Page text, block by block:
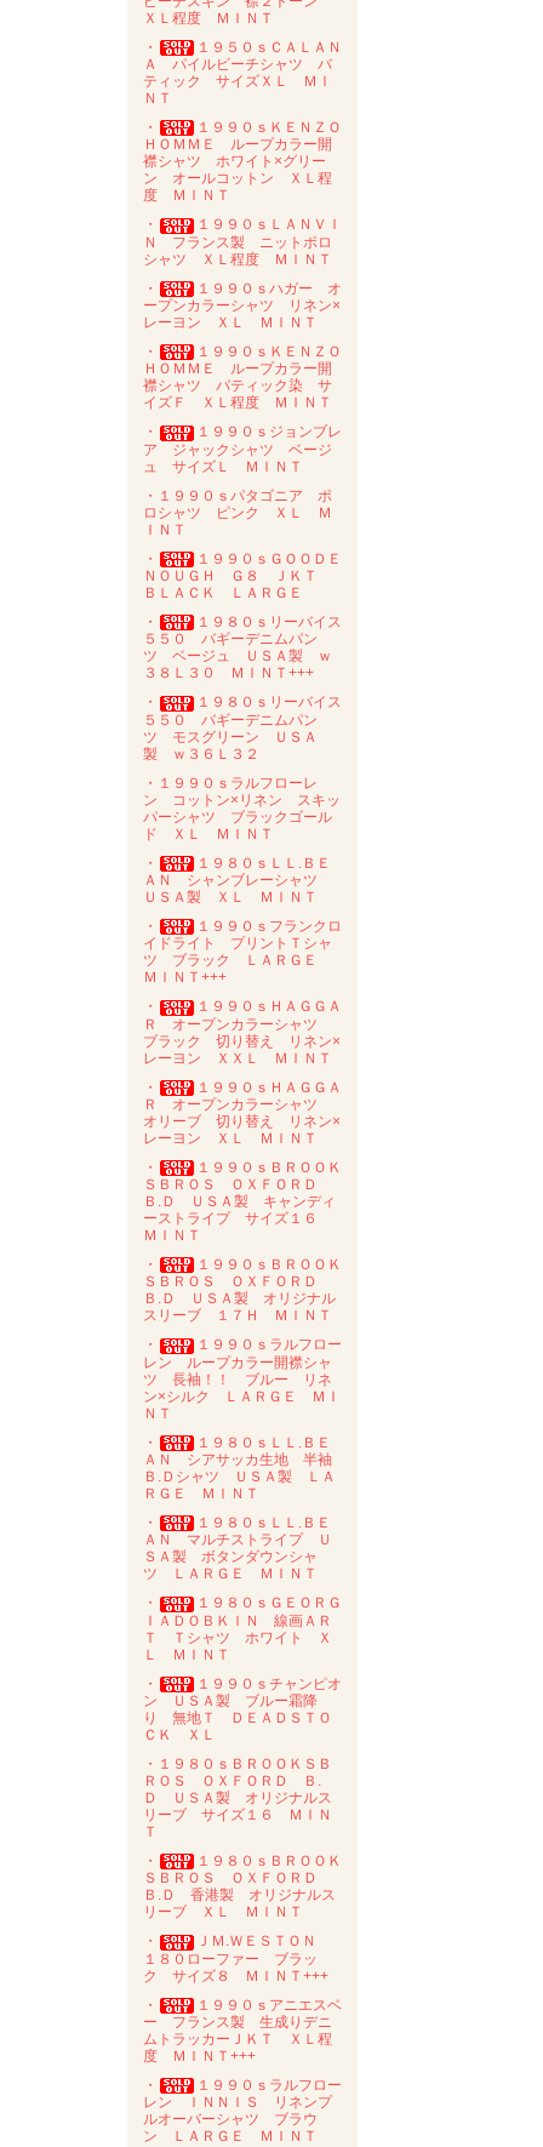
ＸＬ程度 ＭＩＮＴ
・
１９５０ｓＣＡＬＡＮ
Ａ パイルビーチシャツ バ
ティック サイズＸＬ ＭＩ
ＮＴ
・
１９９０ｓＫＥＮＺＯ
ＨＯＭＭＥ ループカラー開
襟シャツ ホワイト×グリー
ン オールコットン ＸＬ程
度 ＭＩＮＴ
・
１９９０ｓＬＡＮＶＩ
Ｎ フランス製 ニットポロ
シャツ ＸＬ程度 ＭＩＮＴ
・
１９９０ｓハガー オ
ープンカラーシャツ リネン×
レーヨン ＸＬ ＭＩＮＴ
・
１９９０ｓＫＥＮＺＯ
ＨＯＭＭＥ ループカラー開
襟シャツ バティック染 サ
イズＦ ＸＬ程度 ＭＩＮＴ
・
１９９０ｓジョンブレ
ア ジャックシャツ ベージ
ュ サイズＬ ＭＩＮＴ
・１９９０ｓパタゴニア ポ
ロシャツ ピンク ＸＬ Ｍ
ＩＮＴ
・
１９９０ｓＧＯＯＤＥ
ＮＯＵＧＨ Ｇ８ ＪＫＴ
ＢＬＡＣＫ ＬＡＲＧＥ
・
１９８０ｓリーバイス
５５０ バギーデニムパン
ツ ベージュ ＵＳＡ製 ｗ
３８Ｌ３０ ＭＩＮＴ+++
・
１９８０ｓリーバイス
５５０ バギーデニムパン
ツ モスグリーン ＵＳＡ
製 ｗ３６Ｌ３２
・１９９０ｓラルフローレ
ン コットン×リネン スキッ
パーシャツ ブラックゴール
ド ＸＬ ＭＩＮＴ
・
１９８０ｓＬＬ.ＢＥ
ＡＮ シャンブレーシャツ
ＵＳＡ製 ＸＬ ＭＩＮＴ
・
１９９０ｓフランクロ
イドライト プリントＴシャ
ツ ブラック ＬＡＲＧＥ
ＭＩＮＴ+++
・
１９９０ｓＨＡＧＧＡ
Ｒ オープンカラーシャツ
ブラック 切り替え リネン×
レーヨン ＸＸＬ ＭＩＮＴ
・
１９９０ｓＨＡＧＧＡ
Ｒ オープンカラーシャツ
オリーブ 切り替え リネン×
レーヨン ＸＬ ＭＩＮＴ
・
１９９０ｓＢＲＯＯＫ
ＳＢＲＯＳ ＯＸＦＯＲＤ
Ｂ.Ｄ ＵＳＡ製 キャンディ
ーストライプ サイズ１６
ＭＩＮＴ
・
１９９０ｓＢＲＯＯＫ
ＳＢＲＯＳ ＯＸＦＯＲＤ
Ｂ.Ｄ ＵＳＡ製 オリジナル
スリーブ １７Ｈ ＭＩＮＴ
・
１９９０ｓラルフロー
レン ループカラー開襟シャ
ツ 長袖！！ ブルー リネ
ン×シルク ＬＡＲＧＥ ＭＩ
ＮＴ
・
１９８０ｓＬＬ.ＢＥ
ＡＮ シアサッカ生地 半袖
Ｂ.Ｄシャツ ＵＳＡ製 ＬＡ
ＲＧＥ ＭＩＮＴ
・
１９８０ｓＬＬ.ＢＥ
ＡＮ マルチストライプ Ｕ
ＳＡ製 ボタンダウンシャ
ツ ＬＡＲＧＥ ＭＩＮＴ
・
１９８０ｓＧＥＯＲＧ
ＩＡＤＯＢＫＩＮ 線画ＡＲ
Ｔ Ｔシャツ ホワイト Ｘ
Ｌ ＭＩＮＴ
・
１９９０ｓチャンピオ
ン ＵＳＡ製 ブルー霜降
り 無地Ｔ ＤＥＡＤＳＴＯ
ＣＫ ＸＬ
・１９８０ｓＢＲＯＯＫＳＢ
ＲＯＳ ＯＸＦＯＲＤ Ｂ.
Ｄ ＵＳＡ製 オリジナルス
リーブ サイズ１６ ＭＩＮ
Ｔ
・
１９８０ｓＢＲＯＯＫ
ＳＢＲＯＳ ＯＸＦＯＲＤ
Ｂ.Ｄ 香港製 オリジナルス
リーブ ＸＬ ＭＩＮＴ
・
ＪＭ.ＷＥＳＴＯＮ
１８０ローファー ブラッ
ク サイズ８ ＭＩＮＴ+++
・
１９９０ｓアニエスベ
ー フランス製 生成りデニ
ムトラッカーＪＫＴ ＸＬ程
度 ＭＩＮＴ+++
・
１９９０ｓラルフロー
レン ＩＮＮＩＳ リネンプ
ルオーバーシャツ ブラウ
ン ＬＡＲＧＥ ＭＩＮＴ